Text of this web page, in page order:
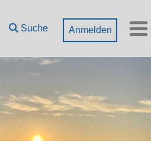
Suche Anmelden